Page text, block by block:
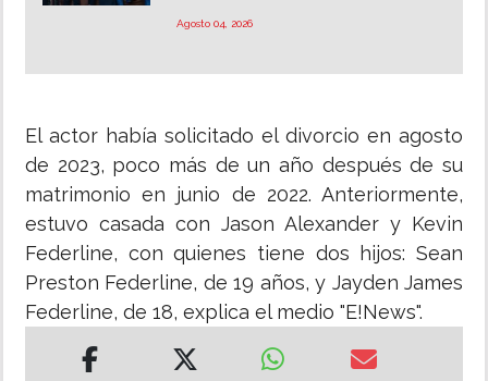
Agosto 04, 2026
El actor había solicitado el divorcio en agosto
de 2023, poco más de un año después de su
matrimonio en junio de 2022. Anteriormente,
estuvo casada con Jason Alexander y Kevin
Federline, con quienes tiene dos hijos: Sean
Preston Federline, de 19 años, y Jayden James
Federline, de 18, explica el medio "E!News".